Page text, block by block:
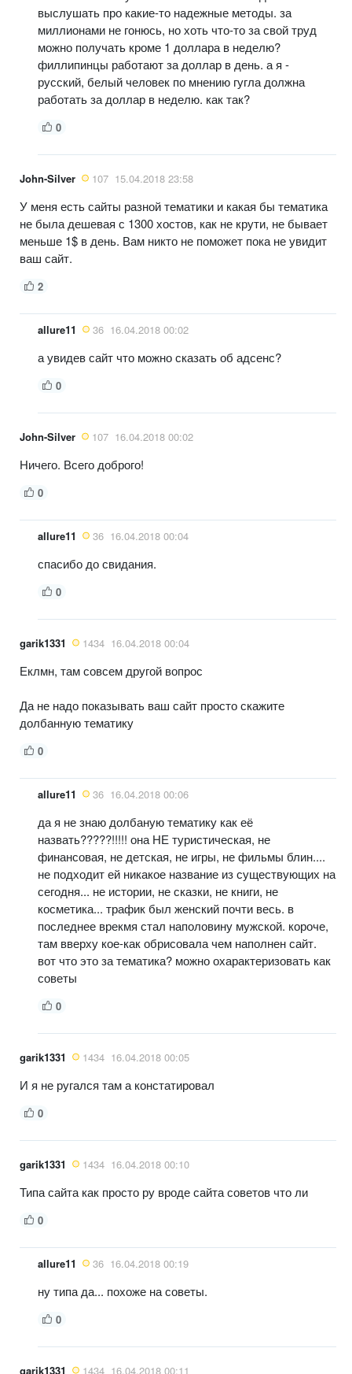
выслушать про какие-то надежные методы. за
миллионами не гонюсь, но хоть что-то за свой труд
можно получать кроме 1 доллара в неделю?
филлипинцы работают за доллар в день. а я -
русский, белый человек по мнению гугла должна
работать за доллар в неделю. как так?
0
John-Silver 107 15.04.2018 23:58
У меня есть сайты разной тематики и какая бы тематика
не была дешевая с 1300 хостов, как не крути, не бывает
меньше 1$ в день. Вам никто не поможет пока не увидит
ваш сайт.
2
allure11 36 16.04.2018 00:02
а увидев сайт что можно сказать об адсенс?
0
John-Silver 107 16.04.2018 00:02
Ничего. Всего доброго!
0
allure11 36 16.04.2018 00:04
спасибо до свидания.
0
garik1331 1434 16.04.2018 00:04
Еклмн, там совсем другой вопрос
Да не надо показывать ваш сайт просто скажите
долбанную тематику
0
allure11 36 16.04.2018 00:06
да я не знаю долбаную тематику как её
назвать?????!!!!! она НЕ туристическая, не
финансовая, не детская, не игры, не фильмы блин....
не подходит ей никакое название из существующих на
сегодня... не истории, не сказки, не книги, не
косметика... трафик был женский почти весь. в
последнее врекмя стал наполовину мужской. короче,
там вверху кое-как обрисовала чем наполнен сайт.
вот что это за тематика? можно охарактеризовать как
советы
0
garik1331 1434 16.04.2018 00:05
И я не ругался там а констатировал
0
garik1331 1434 16.04.2018 00:10
Типа сайта как просто ру вроде сайта советов что ли
0
allure11 36 16.04.2018 00:19
ну типа да... похоже на советы.
0
garik1331 1434 16.04.2018 00:11